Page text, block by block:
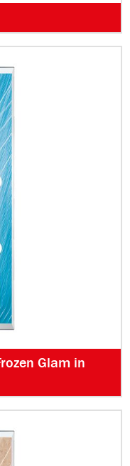
Glam in